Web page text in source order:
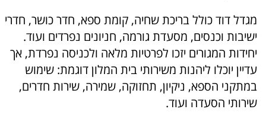
מגדל דוד כולל בריכת שחיה, קומת ספא, חדר כושר, חדרי
ישיבות וכנסים, מסעדת גורמה, חניונים נפרדים ועוד.
יחידות המגורים יזכו לפרטיות מלאה ולכניסה נפרדת, אך
עדיין יוכלו ליהנות משירותי בית המלון דוגמת: שימוש
במתקני הספא, ניקיון, תחזוקה, שמירה, שירות חדרים,
שירותי הסעדה ועוד.